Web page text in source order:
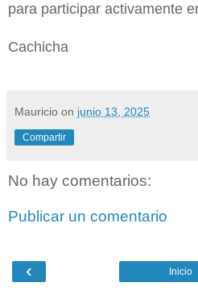
para participar activamente
Cachicha
Mauricio on junio 13, 2025
Compartir
No hay comentarios:
Publicar un comentario
‹ Inicio